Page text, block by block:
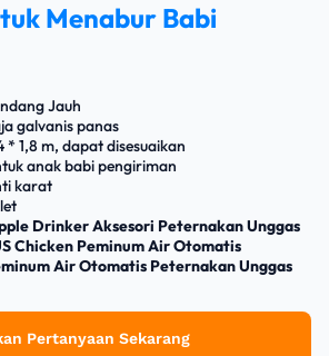
Menabur Babi
Jauh
galvanis panas
* 1,8 m, dapat disesuaikan
anak babi pengiriman
karat
Drinker Aksesori Peternakan Unggas
Chicken Peminum Air Otomatis
Air Otomatis Peternakan Unggas
Pertanyaan Sekarang